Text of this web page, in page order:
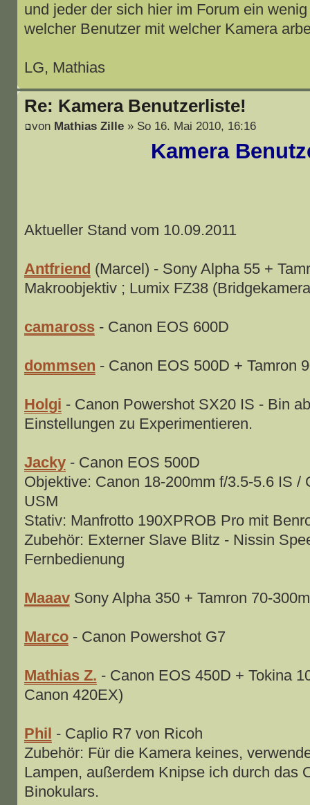
und jeder der sich hier im Forum ein
welcher Benutzer mit welcher Kamera
LG, Mathias
Re: Kamera Benutzerliste!
von Mathias Zille» So 16. Mai 2010, 16:16
Kamera
Aktueller Stand vom 10.09.2011
Antfriend (Marcel) - Sony Alpha 55 +
Makroobjektiv ; Lumix FZ38
camaross- Canon EOS 600D
dommsen - Canon EOS 500D + Tamron
Holgi - Canon Powershot SX20 IS - Bin
Einstellungen zu Experimentieren.
Jacky- Canon EOS 500D
Objektive: Canon 18-200mm f/3.5-5.6 IS /
USM
Stativ: Manfrotto 190XPROB Pro mit
Zubehör: Externer Slave Blitz - Nissin
Fernbedienung
MaaavSony Alpha 350 + Tamron 70-
Marco- Canon Powershot G7
Mathias Z. - Canon EOS 450D + Tokina
Canon 420EX)
Phil - Caplio R7 von Ricoh
Zubehör: Für die Kamera keines,
Lampen, außerdem Knipse ich durch das
Binokulars.